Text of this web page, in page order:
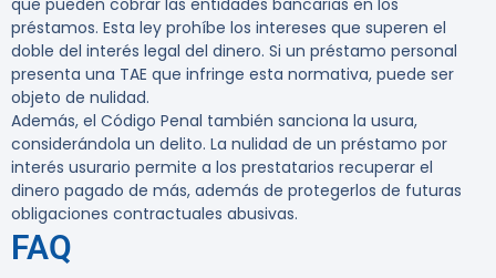
que pueden cobrar las entidades bancarias en los
préstamos. Esta ley prohíbe los intereses que superen el
doble del interés legal del dinero. Si un préstamo personal
presenta una TAE que infringe esta normativa, puede ser
objeto de nulidad.
Además, el Código Penal también sanciona la usura,
considerándola un delito. La nulidad de un préstamo por
interés usurario permite a los prestatarios recuperar el
dinero pagado de más, además de protegerlos de futuras
obligaciones contractuales abusivas.
FAQ